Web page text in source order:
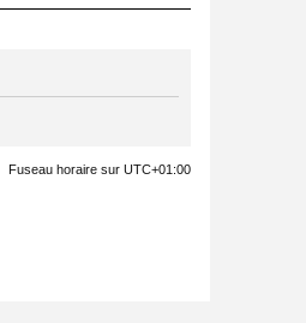
Fuseau horaire sur UTC+01:00